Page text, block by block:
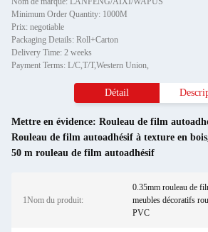
Minimum Order Quantity: 1000M
Prix: negotiable
Packaging Details: Roll+Carton
Delivery Time: 2 weeks
Payment Terms: L/C,T/T,Western Union,
Détail
Mettre en évidence: Rouleau de film
Rouleau de film autoadhésif à texture en bois
50 m rouleau de film autoadhésif
1Nom du produit:
0.35mm rouleau de
meubles décoratifs
PVC